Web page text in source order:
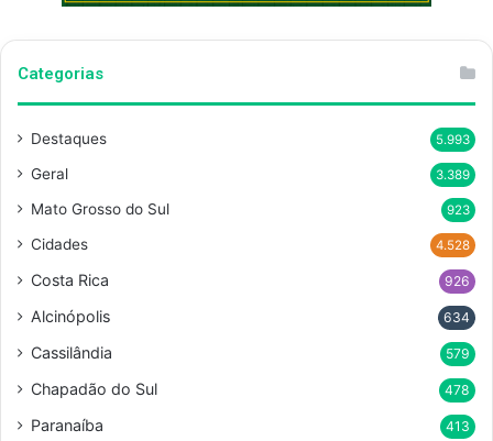
Categorias
Destaques 5.993
Geral 3.389
Mato Grosso do Sul 923
Cidades 4.528
Costa Rica 926
Alcinópolis 634
Cassilândia 579
Chapadão do Sul 478
Paranaíba 413